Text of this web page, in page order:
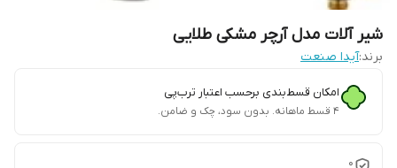
شیر آلات مدل آرچر مشکی طلایی
برند:آیدا صنعت
امکان قسط‌بندی برحسب اعتبار ترب‌پی
۴ قسط ماهانه. بدون سود، چک و ضامن.
0